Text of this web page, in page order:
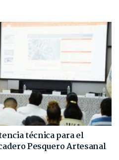
técnica para el
Pesquero Artesanal